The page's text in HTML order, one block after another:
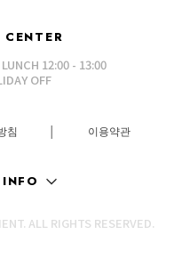
CENTER
12:00 - 13:00
OFF
침 │ 이용약관
ALL RIGHTS RESERVED.